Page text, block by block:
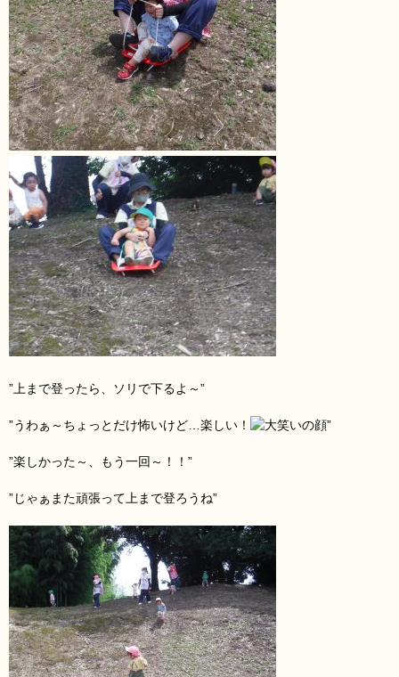
”上まで登ったら、ソリで下るよ～”
”うわぁ～ちょっとだけ怖いけど…楽しい！ ”
”楽しかった～、もう一回～！！”
”じゃぁまた頑張って上まで登ろうね”